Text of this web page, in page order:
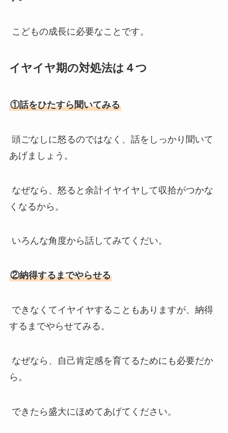
こどもの成長に必要なことです。
イヤイヤ期の対処法は４つ
①話をひたすら聞いてみる
頭ごなしに怒るのではなく、話をしっかり聞いて
あげましょう。
なぜなら、怒ると余計イヤイヤして収拾がつかな
くなるから。
いろんな角度から話してみてくだい。
②納得するまでやらせる
できなくてイヤイヤすることもありますが、納得
するまでやらせてみる。
なぜなら、自己肯定感を育てるためにも必要だか
ら。
できたら盛大にほめてあげてください。